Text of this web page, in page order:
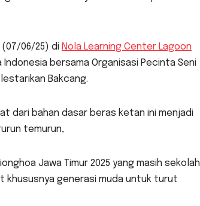
(07/06/25) di Nola Learning Center Lagoon
bersama Organisasi Pecinta Seni
Bakcang.
dari bahan dasar beras ketan ini menjadi
temurun,
Jawa Timur 2025 yang masih sekolah
khususnya generasi muda untuk turut